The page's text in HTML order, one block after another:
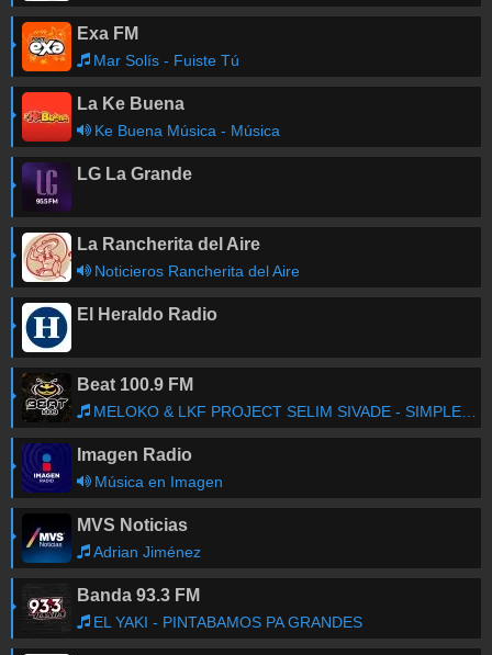
Exa FM
Mar Solís - Fuiste Tú
La Ke Buena
Ke Buena Música - Música
LG La Grande
La Rancherita del Aire
Noticieros Rancherita del Aire
El Heraldo Radio
Beat 100.9 FM
MELOKO & LKF PROJECT SELIM SIVADE - SIMPLE CHILD (FEAT. RONDO MO) (KASANGO REMIX)
Imagen Radio
Música en Imagen
MVS Noticias
Adrian Jiménez
Banda 93.3 FM
EL YAKI - PINTABAMOS PA GRANDES